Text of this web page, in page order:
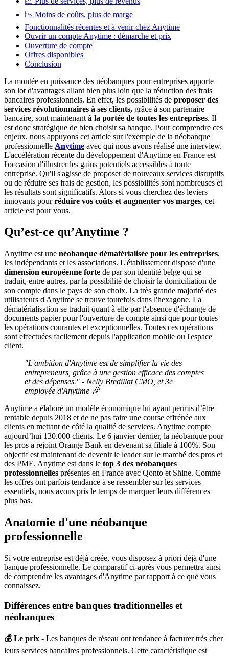
📉 Moins de coûts, plus de marge
Fonctionnalités récentes et à venir chez Anytime
Ouvrir un compte Anytime : démarche et prix
Ouverture de compte
Offres disponibles
Conclusion
La montée en puissance des néobanques pour entreprises apporte
son lot d'avantages allant bien plus loin que la réduction des frais
bancaires professionnels. En effet, les possibilités de proposer des
services révolutionnaires à ses clients, grâce à son partenaire
bancaire, sont maintenant à la portée de toutes les entreprises. Il
est donc stratégique de bien choisir sa banque. Pour comprendre ces
enjeux, nous appuyons cet article sur l'exemple de la néobanque
professionnelle Anytime avec qui nous avons réalisé une interview.
L'accélération récente du développement d'Anytime en France est
l'occasion d'illustrer les gains potentiels accessibles à toute
entreprise. Qu'il s'agisse de proposer de nouveaux services disruptifs
ou de réduire ses frais de gestion, les possibilités sont nombreuses et
les résultats sont significatifs. Alors si vous cherchez des leviers
innovants pourréduire vos coûts et augmenter vos marges, cet
article est pour vous.
Qu’est-ce qu’Anytime ?
Anytime est une néobanque dématérialisée pour les entreprises,
les indépendants et les associations. L'établissement dispose d'une
dimension européenne forte de par son identité belge qui se
traduit, entre autres, par la possibilité de choisir la domiciliation de
son compte dans le pays de son choix. La très grande majorité des
utilisateurs d'Anytime se trouve toutefois dans l'hexagone. La
dématérialisation se traduit quant à elle par l'absence d'échange de
documents papier pour l'ouverture de compte ainsi que pour toutes
les opérations courantes et exceptionnelles. Toutes ces opérations
sont effectuées facilement depuis l'application mobile ou l'espace
client.
"L'ambition d'Anytime est de simplifier la vie des
entrepreneurs, grâce à une gestion efficace des comptes
et des dépenses." - Nelly Bredillat CMO, et 3e
employée d'Anytime 🎉
Anytime a élaboré un modèle économique lui ayant permis d’être
rentable depuis 2018 et de ne pas faire une course effrénée aux
clients en mettant de côté la qualité de services. Anytime compte
aujourd’hui 130.000 clients. Le 6 janvier dernier, la néobanque pour
les pros a rejoint Orange Bank en devenant sa filiale à 100%. Son
objectif est maintenant de devenir le leader sur le marché des pros et
des PME. Anytime est dans le top 3 des néobanques
professionnelles présentes en France avec Qonto et Shine. Comme
les offres ont parfois tendance à se ressembler sur les services
essentiels, nous avons pris le temps de marquer leurs différences
plus bas.
Anatomie d'une néobanque
professionnelle
Si votre entreprise est déjà créée, vous disposez à priori déjà d'une
banque professionnelle. Le comparatif ci-après vous permettra ainsi
de comprendre les avantages d'Anytime par rapport à ce que vous
connaissez.
Différences entre banques traditionnelles et
néobanques
💰 Le prix - Les banques de réseau ont tendance à facturer très cher
leurs services bancaires professionnels. Cette caractéristique est